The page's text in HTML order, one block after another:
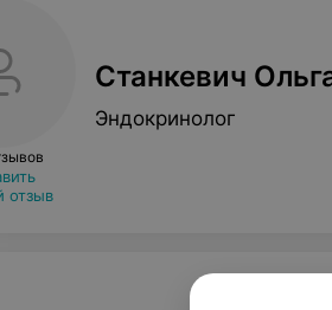
отзыв
Станкевич
Эндокринолог